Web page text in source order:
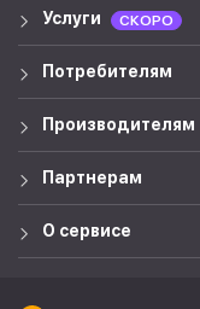
Услуги СКОРО
Потребителям
Производителям
Партнерам
О сервисе